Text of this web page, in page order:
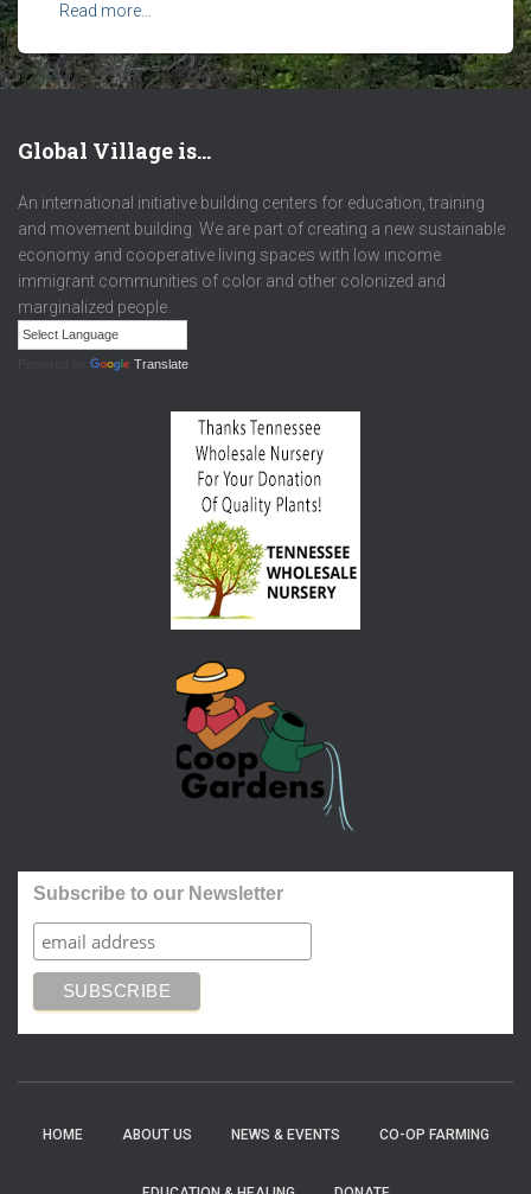
Read more…
Global Village is…
An international initiative building centers for education, training
and movement building. We are part of creating a new sustainable
economy and cooperative living spaces with low income
immigrant communities of color and other colonized and
marginalized people.
Translate
Subscribe to our Newsletter
HOME ABOUT US NEWS & EVENTS CO-OP FARMING